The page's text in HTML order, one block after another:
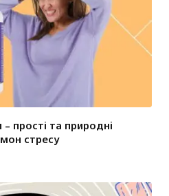
прості та природні
стресу